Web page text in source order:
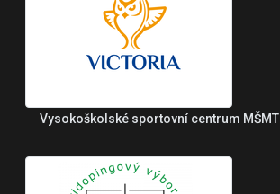
Vysokoškolské sportovní centrum MŠMT